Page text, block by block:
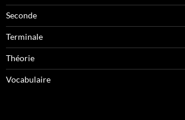
Seconde
Terminale
Théorie
Vocabulaire